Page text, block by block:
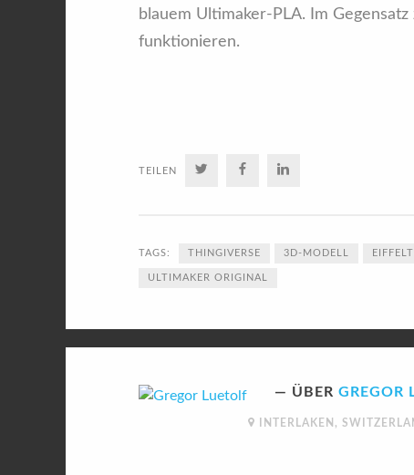
blauem Ultimaker-PLA. Im
funktionieren.
TEILEN TWITTERFACEBOOK
TAGS: THINGIVERSE 3D-MODELL
ULTIMAKER ORIGINAL
ÜBER GREGOR
INTERLAKEN,